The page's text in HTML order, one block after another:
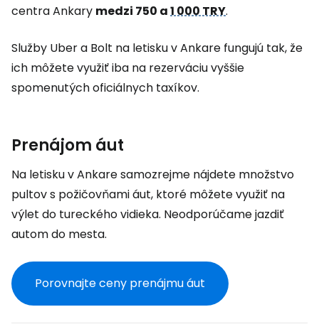
centra Ankary medzi 750 a1 000 TRY.
Služby Uber a Bolt na letisku v Ankare fungujú tak, že
ich môžete využiť iba na rezerváciu vyššie
spomenutých oficiálnych taxíkov.
Prenájom áut
Na letisku v Ankare samozrejme nájdete množstvo
pultov s požičovňami áut, ktoré môžete využiť na
výlet do tureckého vidieka. Neodporúčame jazdiť
autom do mesta.
Porovnajte ceny prenájmu áut